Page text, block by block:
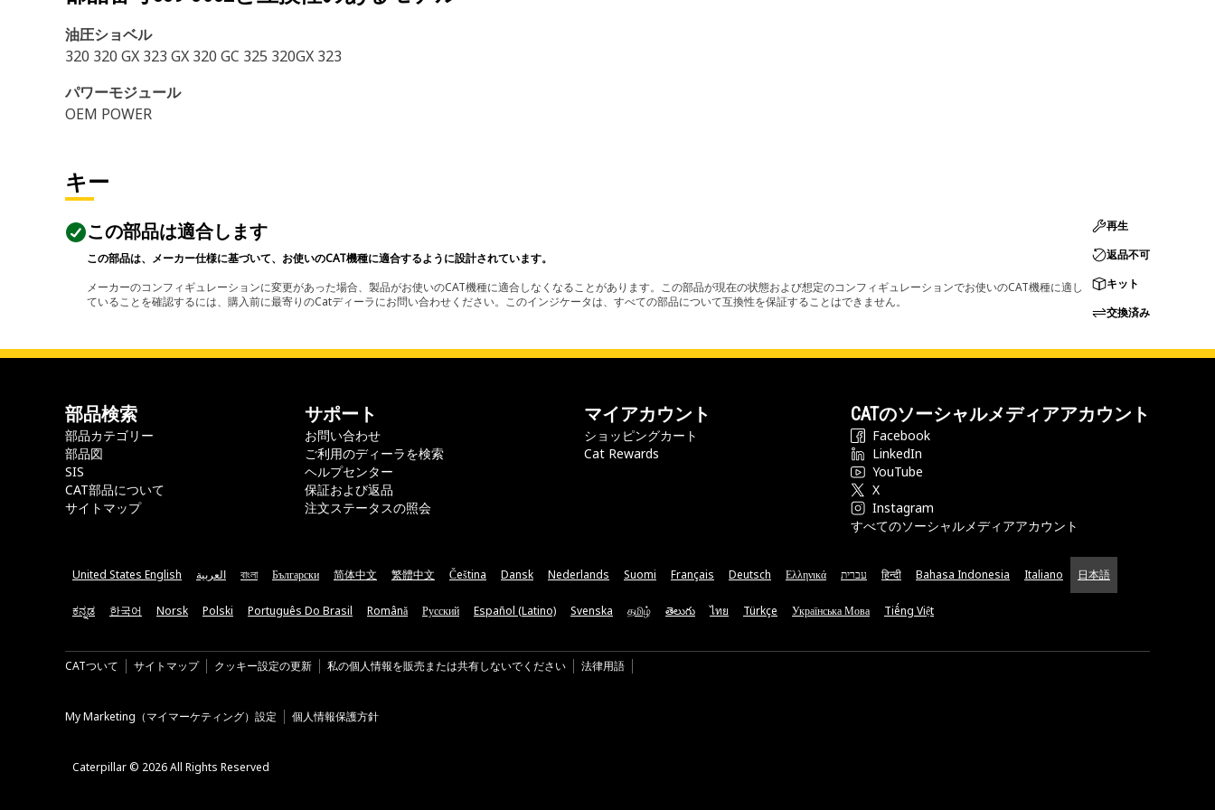
油圧ショベル
320 320 GX 323 GX 320 GC 325 320GX 323
パワーモジュール
OEM POWER
キー
この部品は適合します
この部品は、メーカー仕様に基づいて、お使いのCAT機種に適合するように設計されています。
メーカーのコンフィギュレーションに変更があった場合、製品がお使いのCAT機種に適合しなくなることがあります。この部品が現在の状態および想定のコンフィギュレーションでお使いのCAT機種に適し
ていることを確認するには、購入前に最寄りのCatディーラにお問い合わせください。このインジケータは、すべての部品について互換性を保証することはできません。
再生
返品不可
キット
交換済み
部品検索
部品カテゴリー
部品図
SIS
CAT部品について
サイトマップ
サポート
お問い合わせ
ご利用のディーラを検索
ヘルプセンター
保証および返品
注文ステータスの照会
マイアカウント
ショッピングカート
Cat Rewards
CATのソーシャルメディアアカウント
Facebook
LinkedIn
YouTube
X
Instagram
すべてのソーシャルメディアアカウント
United States English العربية বাংলা Български 简体中文 繁體中文 Čeština Dansk Nederlands Suomi Français Deutsch Ελληνικά עברית हिन्दी Bahasa Indonesia Italiano 日本語
ಕನ್ನಡ 한국어 Norsk Polski Português Do Brasil Română Русский Español (Latino) Svenska தமிழ் తెలుగు ไทย Türkçe Українська Мова Tiếng Việt
CATついて サイトマップ クッキー設定の更新 私の個人情報を販売または共有しないでください 法律用語
My Marketing（マイマーケティング）設定 個人情報保護方針
Caterpillar © 2026 All Rights Reserved